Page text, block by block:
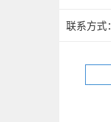
联系方式：